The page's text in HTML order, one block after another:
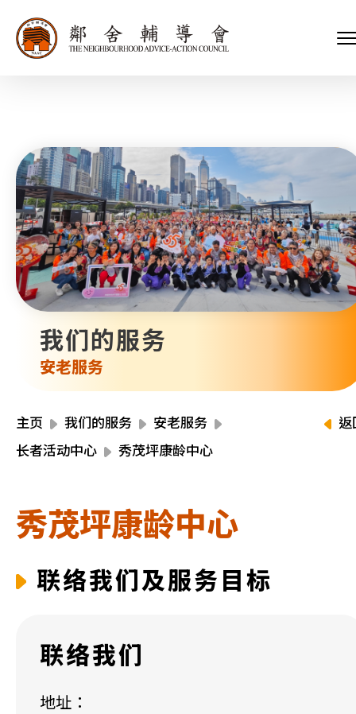
我们的服务
安老服务
主页 我们的服务
安老服务
长者活动中心
秀茂坪康龄中心
返
秀茂坪康龄中心
联络我们及服务目标
联络我们
地址：
会长、副会长
执行委员会及总幹事
招标项目
关于我们
家庭及儿童福利服务
青少年服务
内地服务
教育服务
医疗衞生服务
社会企业
我们的服务
我们的伙伴
捐款方法
支持我们
新闻稿及媒体报导
会讯及刊物
活动报名
加入我们
联络我们